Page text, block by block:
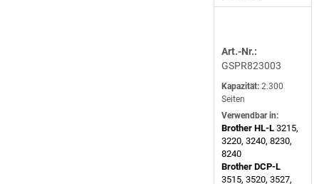
Art.-Nr.:
GSPR823003
Kapazität: 2.300
Seiten
Verwendbar in:
Brother HL-L 3215,
3220, 3240, 8230,
8240
Brother DCP-L
3515, 3520, 3527,